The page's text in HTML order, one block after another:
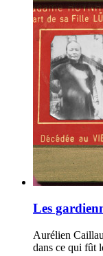
Les
Aurélien
dans ce qui fût